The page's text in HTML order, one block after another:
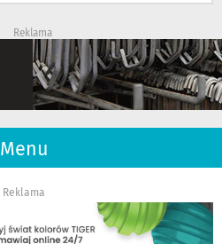
Reklama
Menu
Reklama